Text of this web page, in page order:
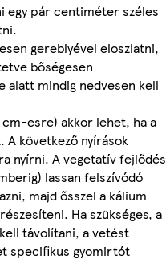
egy pár centiméter széles
gereblyével eloszlatni,
bőségesen
alatt mindig nedvesen kell
esre) akkor lehet, ha a
A következő nyírások
nyírni. A vegetatív fejlődés
lassan felszívódó
majd ősszel a kálium
Ha szükséges, a
távolítani, a vetést
specifikus gyomirtót